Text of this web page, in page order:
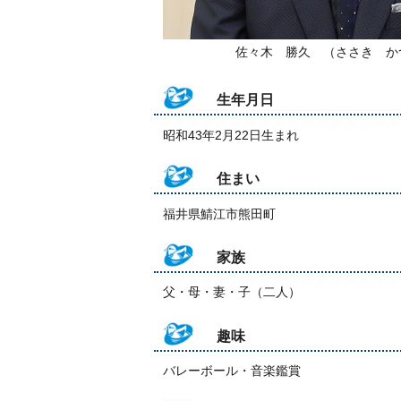
佐々木 勝久 （ささき か
生年月日
昭和43年2月22日生まれ
住まい
福井県鯖江市熊田町
家族
父・母・妻・子（二人）
趣味
バレーボール・音楽鑑賞